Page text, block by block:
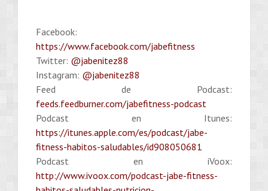
Facebook:
https://www.facebook.com/jabefitness
Twitter: @jabenitez88
Instagram: @jabenitez88
Feed de Podcast:
feeds.feedburner.com/jabefitness-podcast
Podcast en Itunes:
https://itunes.apple.com/es/podcast/jabe-
fitness-habitos-saludables/id908050681
Podcast en iVoox:
http://www.ivoox.com/podcast-jabe-fitness-